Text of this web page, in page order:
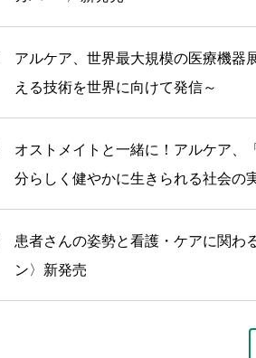
アルケア、世界最大規模の医療機
える技術を世界に向けて発信～
オストメイトと一緒に！アルケア
分らしく健やかに生きられる社会の
患者さんの姿勢と看護・ケアに関わ
ン〉新発売